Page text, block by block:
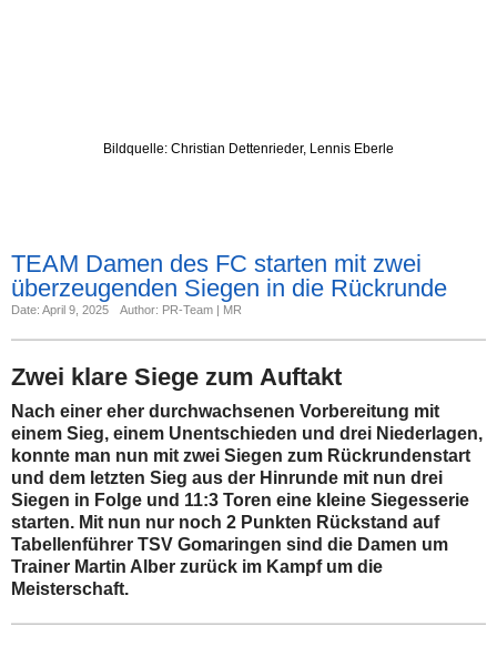
Bildquelle: Christian Dettenrieder, Lennis Eberle
TEAM Damen des FC starten mit zwei
überzeugenden Siegen in die Rückrunde
Date: April 9, 2025 Author: PR-Team | MR
Zwei klare Siege zum Auftakt
Nach einer eher durchwachsenen Vorbereitung mit
einem Sieg, einem Unentschieden und drei Niederlagen,
konnte man nun mit zwei Siegen zum Rückrundenstart
und dem letzten Sieg aus der Hinrunde mit nun drei
Siegen in Folge und 11:3 Toren eine kleine Siegesserie
starten. Mit nun nur noch 2 Punkten Rückstand auf
Tabellenführer TSV Gomaringen sind die Damen um
Trainer Martin Alber zurück im Kampf um die
Meisterschaft.